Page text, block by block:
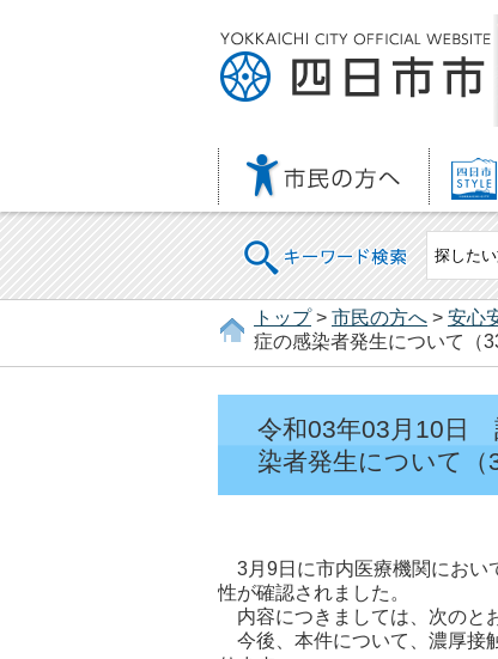
キーワード検索
トップ> 市民の方へ > 安心
症の感染者発生について（
令和03年03月10日
染者発生について（
3月9日に市内医療機関にお
性が確認されました。
内容につきましては、次のと
今後、本件について、濃厚接